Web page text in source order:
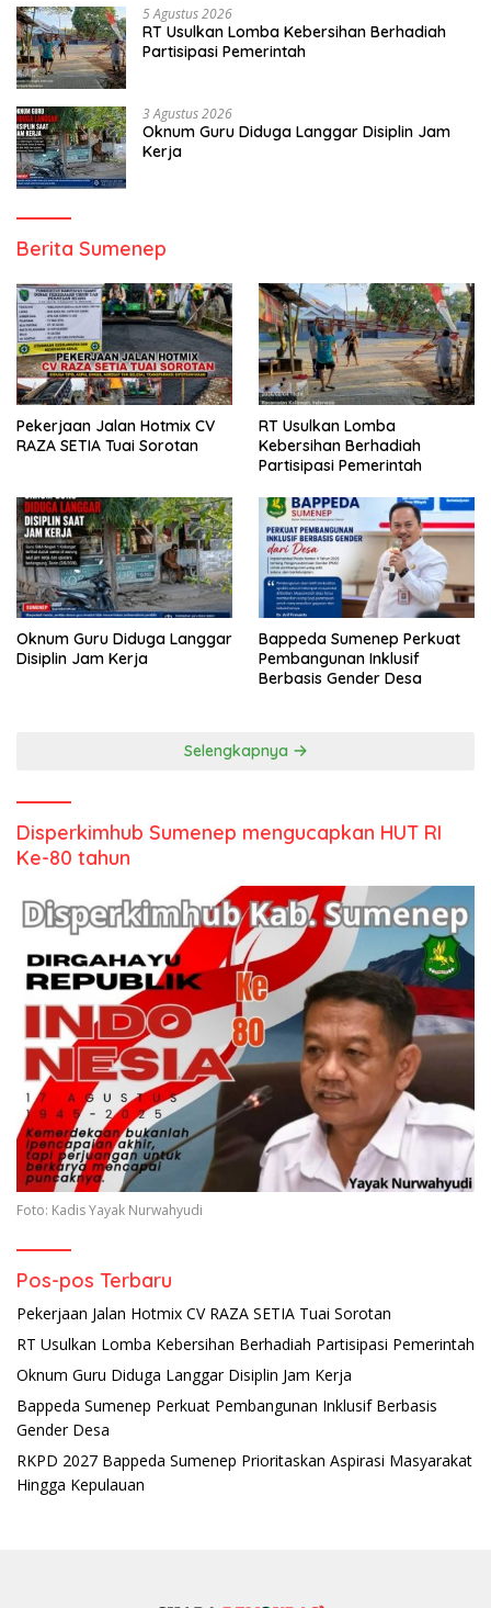
5 Agustus 2026
RT Usulkan Lomba Kebersihan Berhadiah
Partisipasi Pemerintah
3 Agustus 2026
Oknum Guru Diduga Langgar Disiplin Jam
Kerja
Berita Sumenep
Pekerjaan Jalan Hotmix CV
RAZA SETIA Tuai Sorotan
RT Usulkan Lomba
Kebersihan Berhadiah
Partisipasi Pemerintah
Oknum Guru Diduga Langgar
Disiplin Jam Kerja
Bappeda Sumenep Perkuat
Pembangunan Inklusif
Berbasis Gender Desa
Selengkapnya
Disperkimhub Sumenep mengucapkan HUT RI
Ke-80 tahun
Foto: Kadis Yayak Nurwahyudi
Pos-pos Terbaru
Pekerjaan Jalan Hotmix CV RAZA SETIA Tuai Sorotan
RT Usulkan Lomba Kebersihan Berhadiah Partisipasi Pemerintah
Oknum Guru Diduga Langgar Disiplin Jam Kerja
Bappeda Sumenep Perkuat Pembangunan Inklusif Berbasis
Gender Desa
RKPD 2027 Bappeda Sumenep Prioritaskan Aspirasi Masyarakat
Hingga Kepulauan